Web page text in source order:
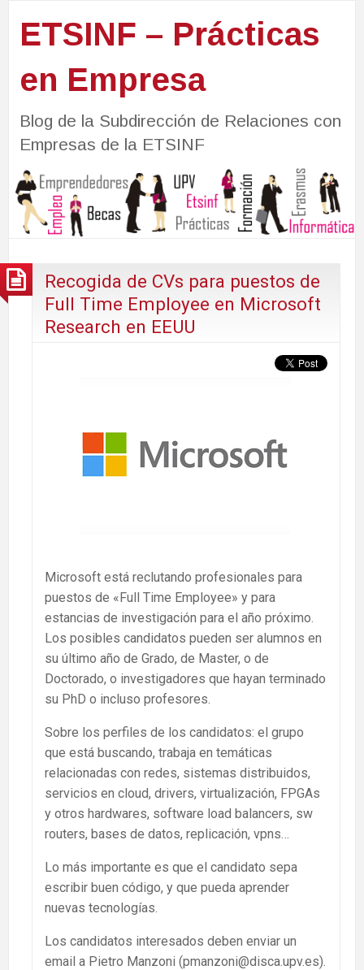
ETSINF – Prácticas
en Empresa
Blog de la Subdirección de Relaciones con
Empresas de la ETSINF
Recogida de CVs para puestos de
Full Time Employee en Microsoft
Research en EEUU
Microsoft está reclutando profesionales para
puestos de «Full Time Employee» y para
estancias de investigación para el año próximo.
Los posibles candidatos pueden ser alumnos en
su último año de Grado, de Master, o de
Doctorado, o investigadores que hayan terminado
su PhD o incluso profesores.
Sobre los perfiles de los candidatos: el grupo
que está buscando, trabaja en temáticas
relacionadas con redes, sistemas distribuidos,
servicios en cloud, drivers, virtualización, FPGAs
y otros hardwares, software load balancers, sw
routers, bases de datos, replicación, vpns…
Lo más importante es que el candidato sepa
escribir buen código, y que pueda aprender
nuevas tecnologías.
Los candidatos interesados deben enviar un
email a Pietro Manzoni (pmanzoni@disca.upv.es).